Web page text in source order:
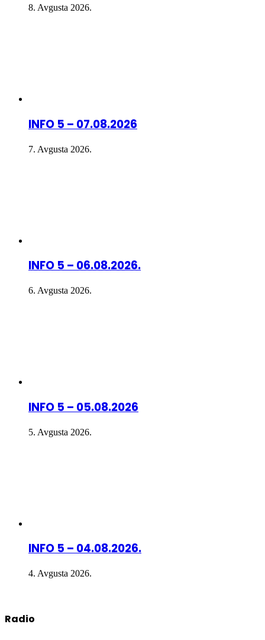
8. Avgusta 2026.
INFO 5 – 07.08.2026
7. Avgusta 2026.
INFO 5 – 06.08.2026.
6. Avgusta 2026.
INFO 5 – 05.08.2026
5. Avgusta 2026.
INFO 5 – 04.08.2026.
4. Avgusta 2026.
Radio